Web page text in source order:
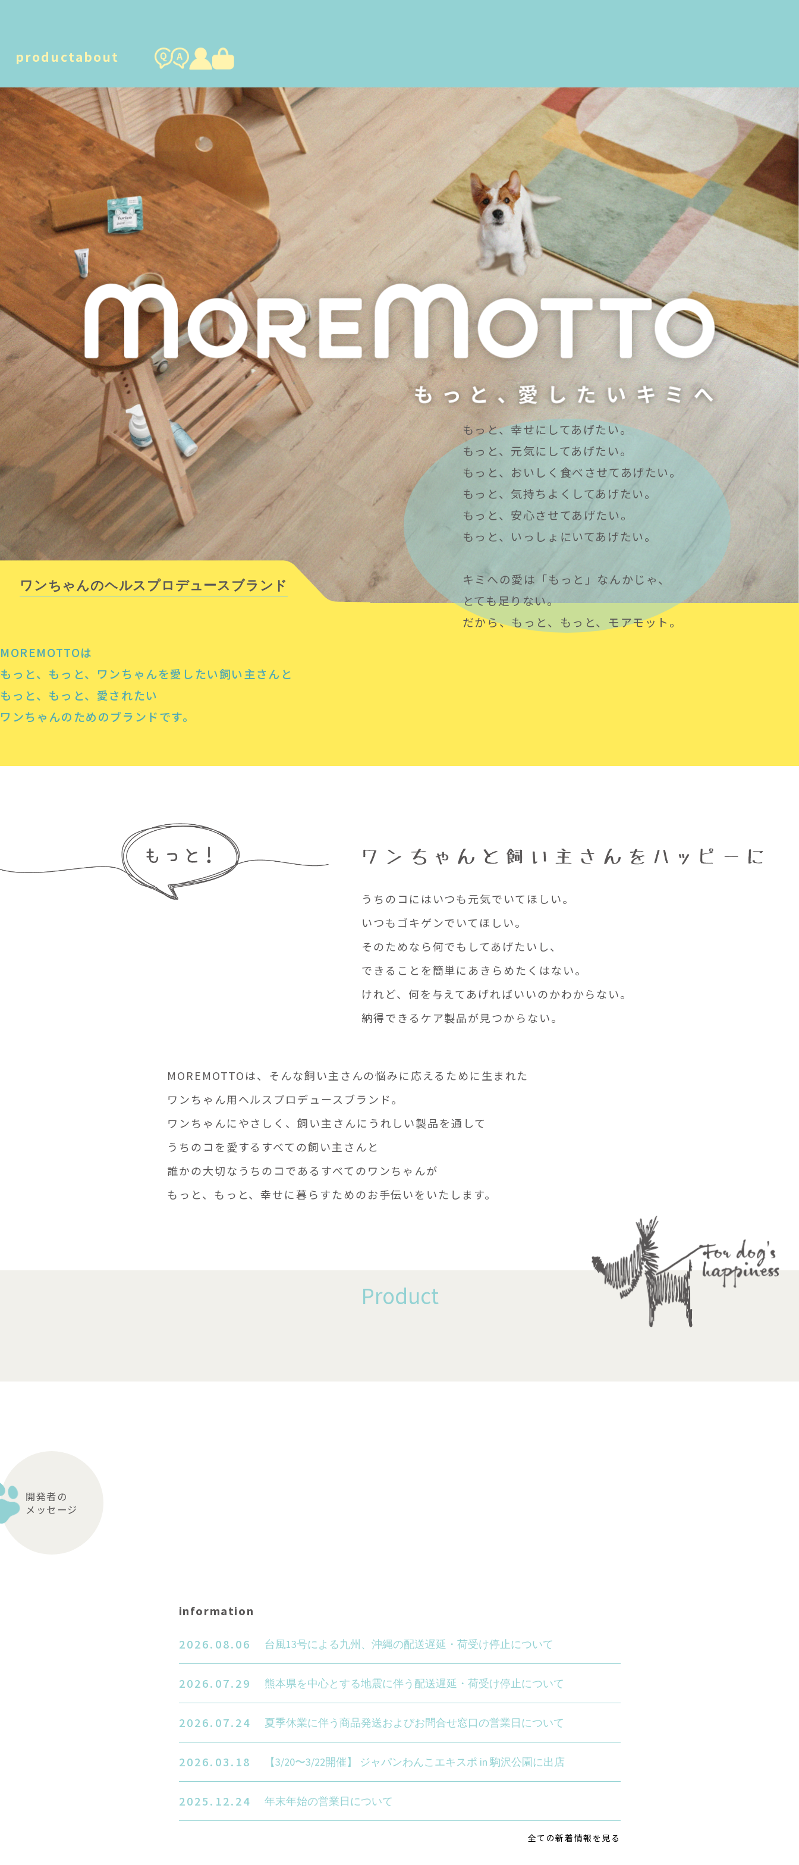
productabout
humuskin water foamy dry shampoo furico dental care gel organic cotton
ワンちゃんのヘルスプロデュースブランド
MOREMOTTOは
もっと、もっと、ワンちゃんを愛したい飼い主さんと
もっと、もっと、愛されたい
ワンちゃんのためのブランドです。
もっと、幸せにしてあげたい。
もっと、元気にしてあげたい。
もっと、おいしく食べさせてあげたい。
もっと、気持ちよくしてあげたい。
もっと、安心させてあげたい。
もっと、いっしょにいてあげたい。
キミへの愛は「もっと」なんかじゃ、
とても足りない。
だから、もっと、もっと、モアモット。
うちのコにはいつも元気でいてほしい。
いつもゴキゲンでいてほしい。
そのためなら何でもしてあげたいし、
できることを簡単にあきらめたくはない。
けれど、何を与えてあげればいいのかわからない。
納得できるケア製品が見つからない。
MOREMOTTOは、そんな飼い主さんの悩みに応えるために生まれた
ワンちゃん用ヘルスプロデュースブランド。
ワンちゃんにやさしく、飼い主さんにうれしい製品を通して
うちのコを愛するすべての飼い主さんと
誰かの大切なうちのコであるすべてのワンちゃんが
もっと、もっと、幸せに暮らすためのお手伝いをいたします。
Product
開発者の
メッセージ
information
2026.08.06 台風13号による九州、沖縄の配送遅延・荷受け停止について
2026.07.29 熊本県を中心とする地震に伴う配送遅延・荷受け停止について
2026.07.24 夏季休業に伴う商品発送およびお問合せ窓口の営業日について
2026.03.18 【3/20〜3/22開催】 ジャパンわんこエキスポ in 駒沢公園に出店
2025.12.24 年末年始の営業日について
全ての新着情報を見る